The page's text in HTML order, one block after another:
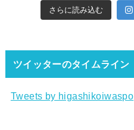
さらに読み込む
ツイッターのタイムライン
Tweets by higashikoiwaspo